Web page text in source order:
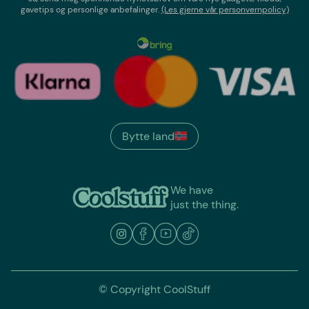
gavetips og personlige anbefalinger.(Les gjerne vår personvernpolicy)
We have
just the thing.
Bytte land
© Copyright CoolStuff